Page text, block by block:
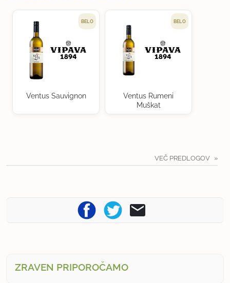
BELO
Ventus Sauvignon
BELO
Ventus Rumeni
Muškat
VEČ PREDLOGOV
ZRAVEN PRIPOROČAMO